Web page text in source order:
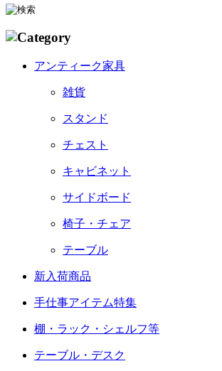
アンティーク家具
雑貨
スタンド
チェスト
キャビネット
サイドボード
椅子・チェア
テーブル
新入荷商品
手仕事アイテム特集
棚・ラック・シェルフ等
テーブル・デスク